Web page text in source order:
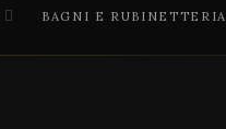
BAGNI E RUBINETTERIA